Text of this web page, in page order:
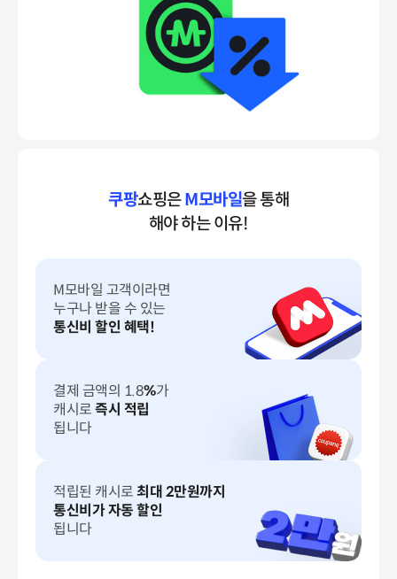
쿠팡쇼핑은M모바일을 통해
해야 하는 이유!
M모바일 고객이라면
누구나 받을 수 있는
통신비 할인 혜택!
결제 금액의 1.8%가
캐시로즉시 적립
됩니다
적립된 캐시로최대 2만원까지
통신비가 자동 할인
됩니다